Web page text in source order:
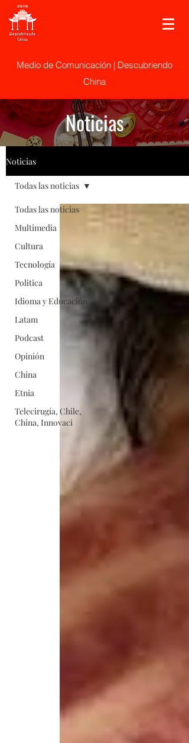
Medio de Comunicación | Descubriendo
China
Noticias
Noticias
Todas las noticias
Multimedia
Cultura
Tecnología
Politica
Idioma y Educación
Latam
Podcast
Opinión
China
Etnia
Telecirugía, Chile,
China, Innovaci
Todas las noticias